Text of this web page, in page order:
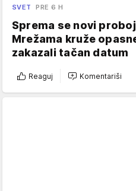
SVET PRE 6 H
Sprema se novi
Mrežama kruže
zakazali tačan datum
Reaguj Komentariši